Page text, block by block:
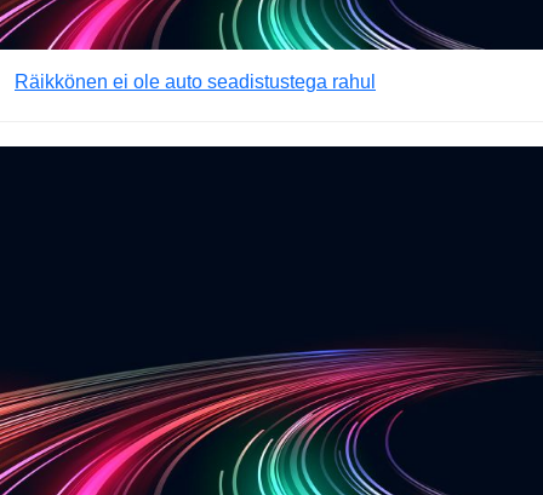
Räikkönen ei ole auto seadistustega rahul